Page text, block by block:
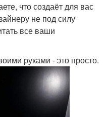
что создаёт для вас
не под силу
все ваши
руками - это просто.